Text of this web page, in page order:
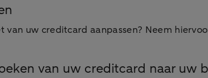
uw creditcard aanpassen? Neem
van uw creditcard naar uw